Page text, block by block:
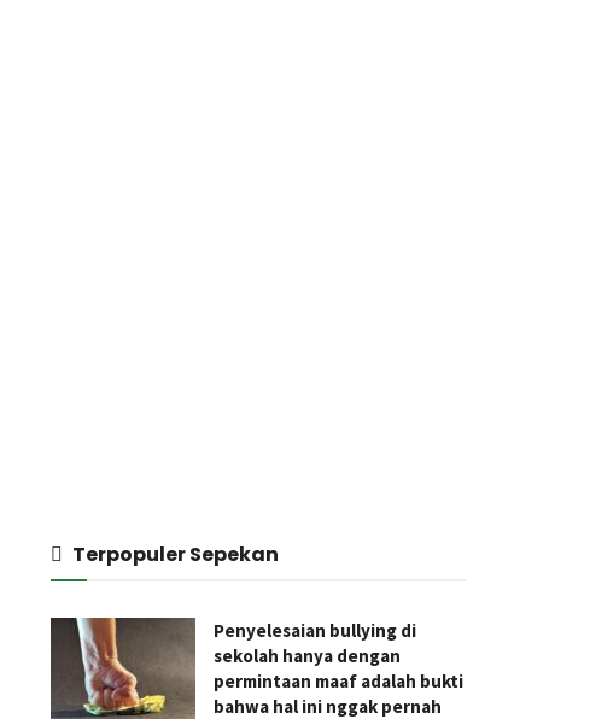
Terpopuler Sepekan
Penyelesaian bullying di
sekolah hanya dengan
permintaan maaf adalah bukti
bahwa hal ini nggak pernah